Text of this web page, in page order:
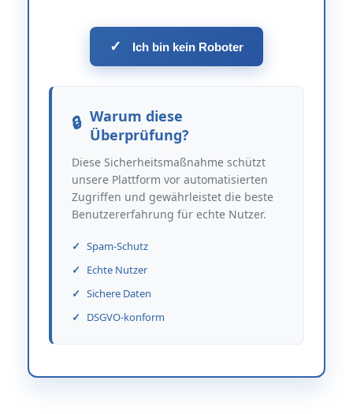
✓ Ich bin kein Roboter
Warum diese
Überprüfung?
Diese Sicherheitsmaßnahme schützt
unsere Plattform vor automatisierten
Zugriffen und gewährleistet die beste
Benutzererfahrung für echte Nutzer.
Spam-Schutz
Echte Nutzer
Sichere Daten
DSGVO-konform